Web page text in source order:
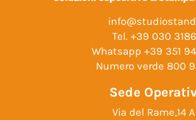
Tel. +39 030
Whatsapp +39 351
Numero verde 800
Sede
Via del Rame,14